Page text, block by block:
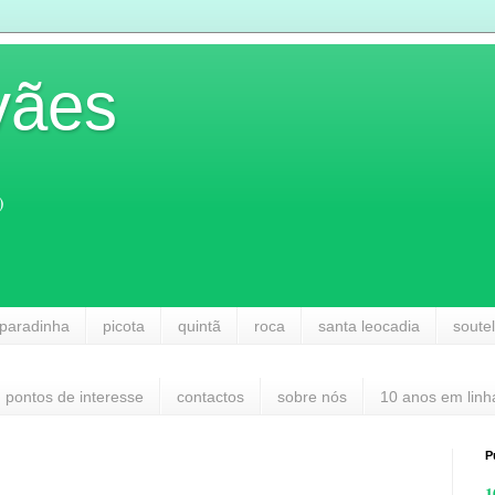
picota quintã roca santa leocadia
pontos de interesse contactos sobre nós 10 anos em